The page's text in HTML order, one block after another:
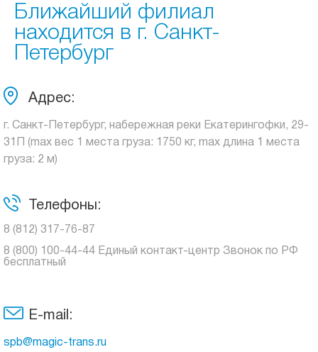
Ближайший филиал
находится в г. Санкт-
Петербург
Адрес:
г. Санкт-Петербург, набережная реки Екатерингофки, 29-
31П (max вес 1 места груза: 1750 кг, max длина 1 места
груза: 2 м)
Телефоны:
8 (812) 317-76-87
8 (800) 100-44-44 Единый контакт-центр Звонок по РФ
бесплатный
E-mail:
spb@magic-trans.ru